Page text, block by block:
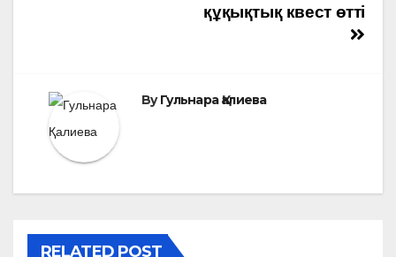
құқықтық квест өтті
ByГульнара Қалиева
RELATED POST